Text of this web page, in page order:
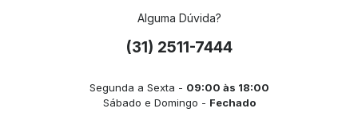
Alguma Dúvida?
(31) 2511-7444
Segunda a Sexta - 09:00 às 18:00
Sábado e Domingo - Fechado